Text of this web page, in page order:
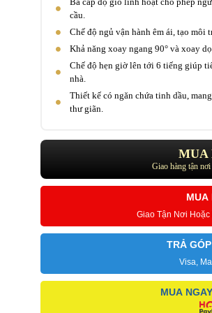
cầu.
Chế độ ngủ vận hành êm ái, tạo
Khả năng xoay ngang 90° và xoay
Chế độ hẹn giờ lên tới 6 tiếng giúp
nhà.
Thiết kế có ngăn chứa tinh dầu,
thư giãn.
MUA
Giao hàng tận
MUA
Giao Tận Nơi
TRẢ
Visa,
MUA